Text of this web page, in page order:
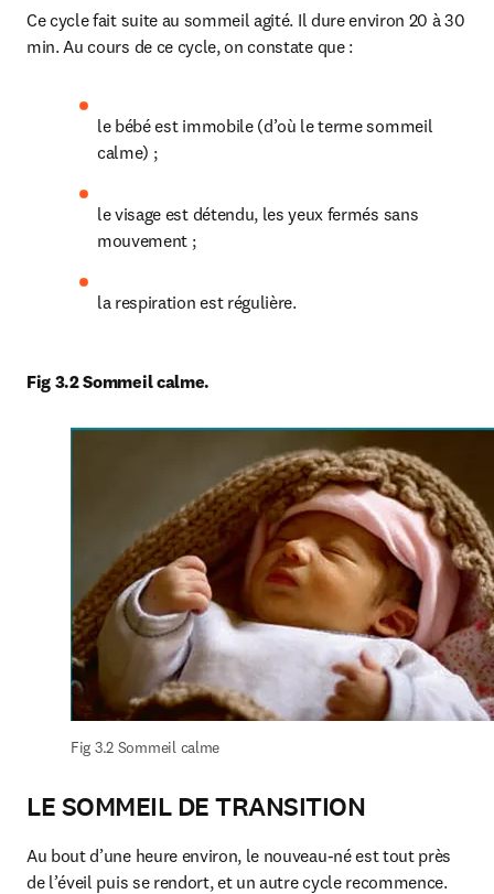
Ce cycle fait suite au sommeil agité. Il dure environ 20 à 30
min. Au cours de ce cycle, on constate que :
le bébé est immobile (d’où le terme sommeil
calme) ;
le visage est détendu, les yeux fermés sans
mouvement ;
la respiration est régulière.
Fig 3.2 Sommeil calme.
Fig 3.2 Sommeil calme
LE SOMMEIL DE TRANSITION
Au bout d’une heure environ, le nouveau-né est tout près
de l’éveil puis se rendort, et un autre cycle recommence.